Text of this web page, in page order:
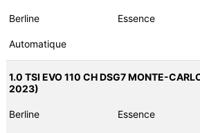
Berline Essence
Automatique
1.0 TSI EVO 110 CH DSG7 MONTE-
2023)
Berline Essence